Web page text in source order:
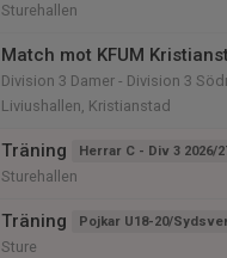
Sturehallen
Match mot KFUM
Division 3 Damer - Division 3
Liviushallen, Kristianstad
Träning Herrar C - Div 3 2026/
Sturehallen
Träning Pojkar U18-20/
Sture